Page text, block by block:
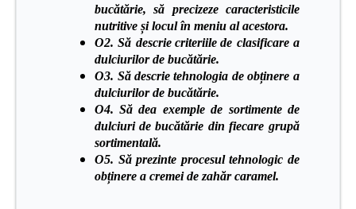
bucătărie,să precizeze caracteristicile
nutritive și locul în meniu al acestora.
O2. Să descrie criteriile de clasificare a
dulciurilor de bucătărie.
O3. Să descrie tehnologia de obținere a
dulciurilor de bucătărie.
O4. Să dea exemple de sortimente de
dulciuri de bucătărie din fiecare grupă
sortimentală.
O5. Săprezinte procesul tehnologic de
obținere a cremei de zahăr caramel.